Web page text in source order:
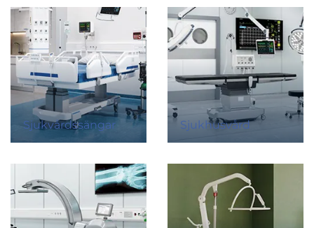
Sjukvårdssängar Sjukhusvård